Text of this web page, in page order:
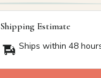
Shipping Estimate
Ships within 48